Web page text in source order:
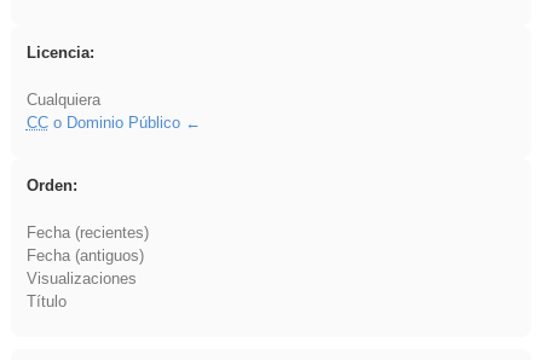
Licencia:
Cualquiera
CCo Dominio Público
Orden:
Fecha (recientes)
Fecha (antiguos)
Visualizaciones
Título